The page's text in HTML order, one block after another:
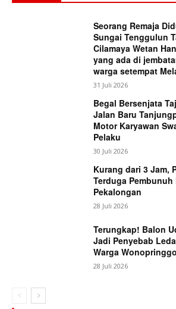
Seorang Remaja
Sungai Tenggulun
Cilamaya Wetan
yang ada di
warga setempat
31 Juli 2026
Begal Bersenjata
Jalan Baru
Motor Karyawan
Pelaku
30 Juli 2026
Kurang dari 3 Jam,
Terduga
Pekalongan
28 Juli 2026
Terungkap! Balon
Jadi Penyebab
Warga Wonopringgo
28 Juli 2026